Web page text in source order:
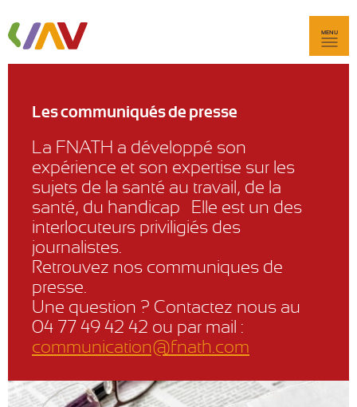
MENU
Les communiqués de presse
La FNATH a développé son
expérience et son expertise sur les
sujets de la santé au travail, de la
santé, du handicap… Elle est un des
interlocuteurs priviligiés des
journalistes.
Retrouvez nos communiques de
presse.
Une question ? Contactez nous au
04 77 49 42 42 ou par mail :
communication@fnath.com